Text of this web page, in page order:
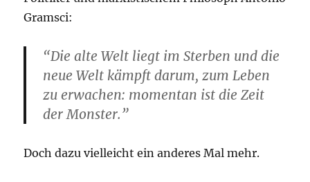
Gramsci:
“Die alte Welt liegt im Sterben und die
neue Welt kämpft darum, zum Leben
zu erwachen: momentan ist die Zeit
der Monster.”
Doch dazu vielleicht ein anderes Mal mehr.